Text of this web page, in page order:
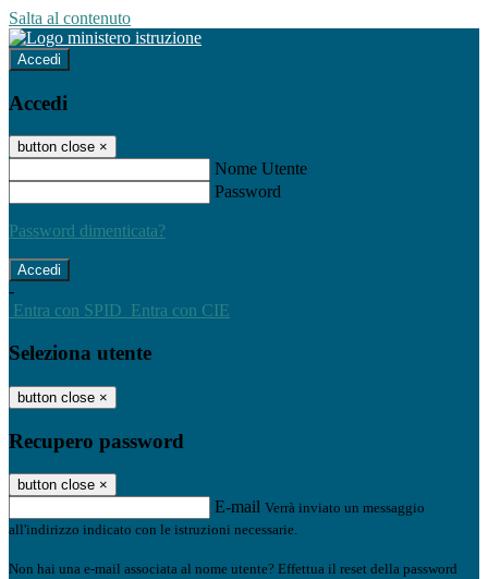
Salta al contenuto
Accedi
Accedi
button close ×
Nome Utente
Password
Password dimenticata?
-
Entra con SPID Entra con CIE
Seleziona utente
button close ×
Recupero password
button close ×
E-mail Verrà inviato un messaggio
all'indirizzo indicato con le istruzioni necessarie.
Non hai una e-mail associata al nome utente? Effettua il reset della password